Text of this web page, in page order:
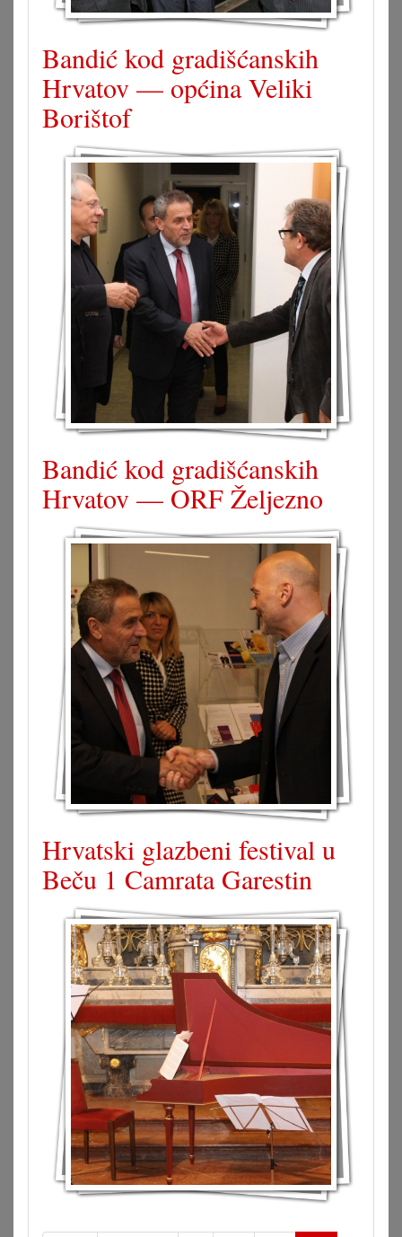
Bandić kod gradišćanskih
Hrvatov — općina Veliki
Borištof
Bandić kod gradišćanskih
Hrvatov — ORF Željezno
Hrvatski glazbeni festival u
Beču 1 Camrata Garestin